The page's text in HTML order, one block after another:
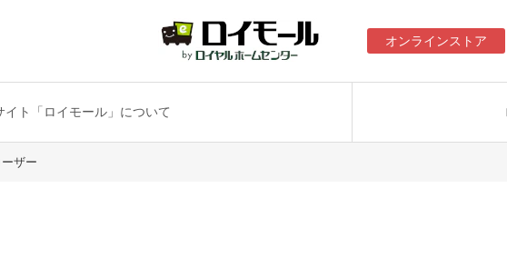
オンラインストア
イト「ロイモール」について
ザー